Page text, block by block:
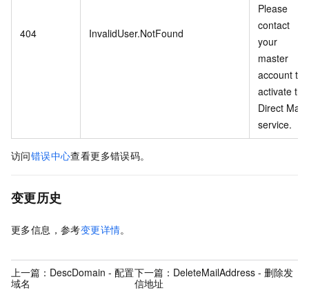
404 InvalidUser.NotFound
Please
contact
your
master
account to
activate the
Direct Mail
service.
访问错误中心查看更多错误码。
变更历史
更多信息，参考变更详情。
上一篇： DescDomain - 配置
域名
下一篇： DeleteMailAddress - 删除发
信地址